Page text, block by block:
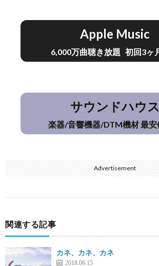
Apple Music
6,000万曲聴き放題 初回3ヶ
サウンドハウス
楽器/音響機器/DTM機材 最安
Advertisement
関連する記事
カネ、カネ、カネ
2018.06.15